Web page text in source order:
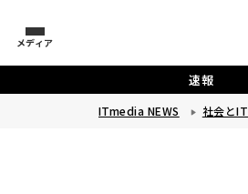
メディア
速報
ITmedia NEWS 社会とIT